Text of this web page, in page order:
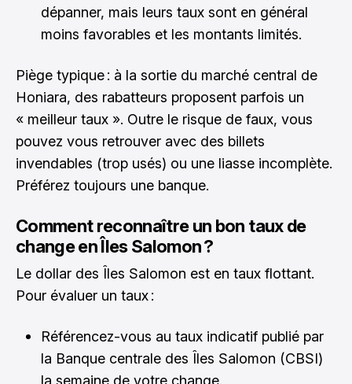
dépanner, mais leurs taux sont en général
moins favorables et les montants limités.
Piège typique : à la sortie du marché central de
Honiara, des rabatteurs proposent parfois un
« meilleur taux ». Outre le risque de faux, vous
pouvez vous retrouver avec des billets
invendables (trop usés) ou une liasse incomplète.
Préférez toujours une banque.
Comment reconnaître un bon taux de
change en Îles Salomon ?
Le dollar des Îles Salomon est en taux flottant.
Pour évaluer un taux :
Référencez-vous au taux indicatif publié par
la Banque centrale des Îles Salomon (CBSI)